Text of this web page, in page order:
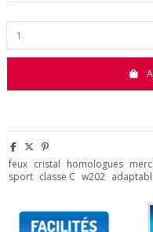
feux cristal homologues
sport classe C w202